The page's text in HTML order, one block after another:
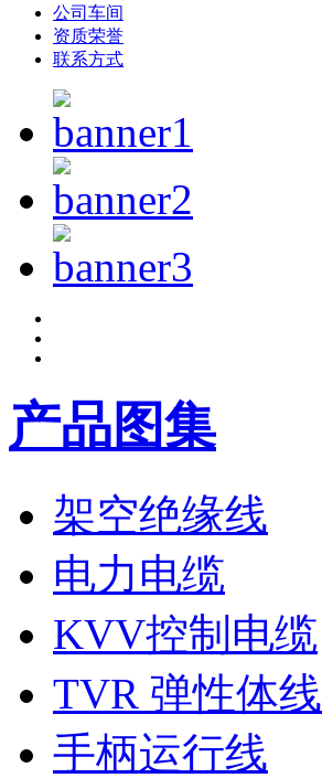
公司车间
资质荣誉
联系方式
产品图集
架空绝缘线
电力电缆
KVV控制电缆
TVR 弹性体线
手柄运行线